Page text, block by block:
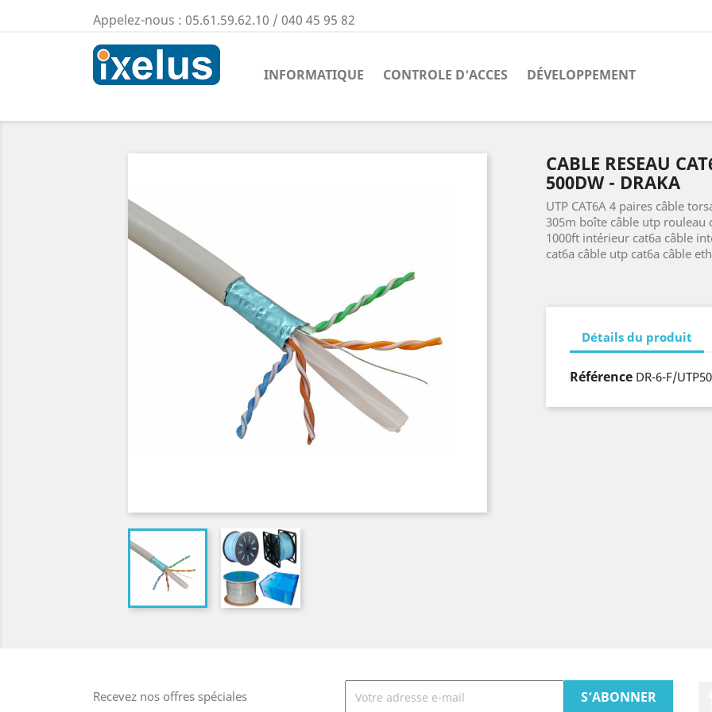
Appelez-nous : 05.61.59.62.10 / 040 45 95 82
INFORMATIQUE CONTROLE D'ACCES DÉVELOPPEMENT
CABLE RESEAU
500DW - DRAKA
UTP CAT6A 4 paires câble
305m boîte câble utp rouleau
1000ft intérieur cat6a câble
cat6a câble utp cat6a câble
Détails du produit
Référence DR-6-F/
Recevez nos offres spéciales